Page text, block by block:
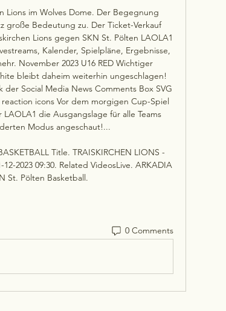
Lions im Wolves Dome. Der Begegnung
große Bedeutung zu. Der Ticket-Verkauf
Lions gegen SKN St. Pölten LAOLA1
Kalender, Spielpläne, Ergebnisse,
November 2023 U16 RED Wichtiger
bleibt daheim weiterhin ungeschlagen!
Social Media News Comments Box SVG
icons Vor dem morgigen Cup-Spiel
die Ausgangslage für alle Teams
Modus angeschaut!...
Title. TRAISKIRCHEN LIONS -
2023 09:30. Related VideosLive. ARKADIA
St. Pölten Basketball.
0 Comments